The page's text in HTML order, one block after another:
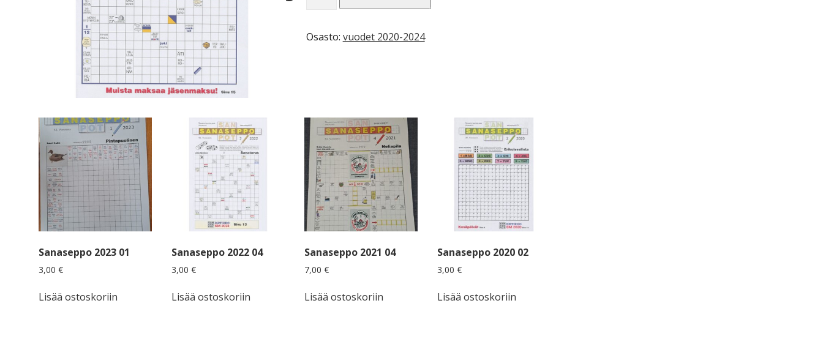
määrä
Osasto: vuodet 2020-2024
Sanaseppo 2023 01
3,00 €
Lisää ostoskoriin
Sanaseppo 2022 04
3,00€
Lisää ostoskoriin
Sanaseppo 2021 04
7,00€
Lisää ostoskoriin
Sanaseppo 2020 02
3,00€
Lisää ostoskoriin